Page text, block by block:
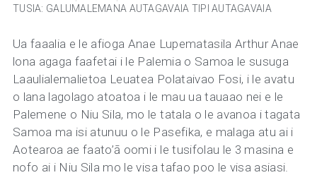
TUSIA: GALUMALEMANA AUTAGAVAIA TIPI AUTAGAVAIA
Ua faaalia e le afioga Anae Lupematasila Arthur Anae
lona agaga faafetai i le Palemia o Samoa le susuga
Laaulialemalietoa Leuatea Polataivao Fosi, i le avatu
o lana lagolago atoatoa i le mau ua tauaao nei e le
Palemene o Niu Sila, mo le tatala o le avanoa i tagata
Samoa ma isi atunuu o le Pasefika, e malaga atu ai i
Aotearoa ae faato’ā oomi i le tusifolau le 3 masina e
nofo ai i Niu Sila mo le visa tafao poo le visa asiasi.